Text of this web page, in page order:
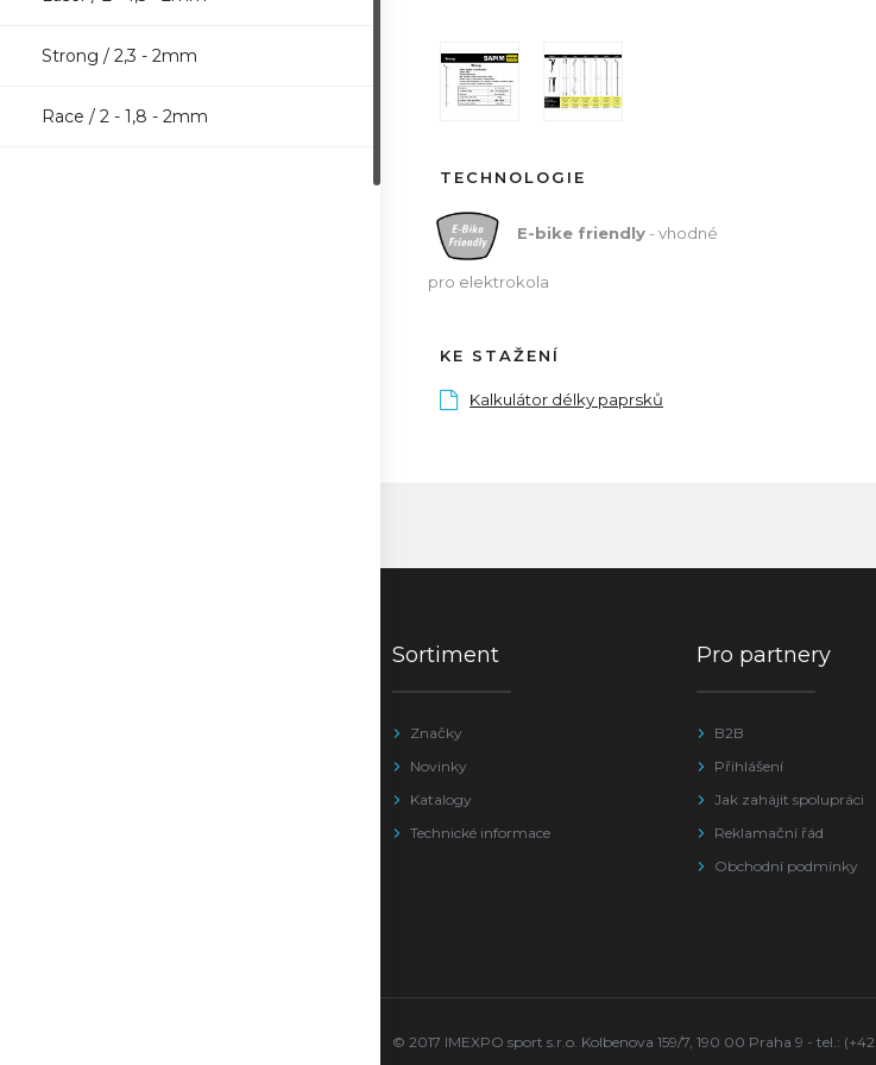
Strong / 2,3 - 2mm
Race / 2 - 1,8 - 2mm
TECHNOLOGIE
E-bike friendly - vhodné
pro elektrokola
KE STAŽENÍ
Kalkulátor délky paprsků
Sortiment
Značky
Novinky
Katalogy
Technické informace
Pro partnery
B2B
Přihlášení
Jak zahájit spolupráci
Reklamační řád
Obchodní podmínky
© 2017 IMEXPO sport s.r.o. Kolbenova 159/7, 190 00 Praha 9 - tel.: